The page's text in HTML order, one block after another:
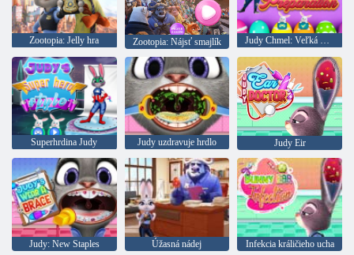
Zootopia: Jelly hra Zootopia: Nájsť smajlík Judy Chmel: Veľká príprava
Superhrdina Judy Judy uzdravuje hrdlo Judy Eir
Judy: New Staples Úžasná nádej Infekcia králičieho ucha